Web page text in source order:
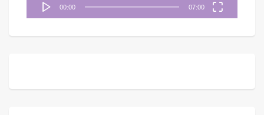
00:00 07:00